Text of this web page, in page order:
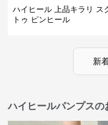
ハイヒール 上品キラリ ス
トゥ ピンヒール
新
ハイヒールパンプスの